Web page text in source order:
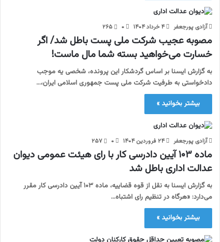
آزادی پورجعفر ۴ خرداد ۱۴۰۴ ۰ ۲۶۵
مصوبه عجیب شرکت ملی پست باطل شد/ اگر
خسارت می‌خواهید بسته شما مال ماست!
به گزارش ایسنا بر اساس گردشکار این پرونده، شخصی یه موجب
دادخواستی به طرفیت شرکت ملی پست جمهوری اسلامی ایران،…
بیشتر بخوانید »
آزادی پورجعفر ۲۴ فروردین ۱۴۰۴ ۰ ۲۵۷
ماده ۱۰۳ آیین دادرسی کار با رای هیئت عمومی دیوان
عدالت اداری باطل شد
به گزارش ایسنا به نقل از قوه قضاییه، ماده ۱۰۳ آیین دادرسی کار مقرر
می‌دارد: «هرگاه در تنظیم رای اشتباه…
بیشتر بخوانید »